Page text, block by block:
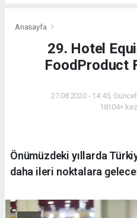
Anasayfa
29. Hotel
FoodProduct
27.08.2020 - 14:45,
18104+
Önümüzdeki yıllarda
daha ileri noktalara